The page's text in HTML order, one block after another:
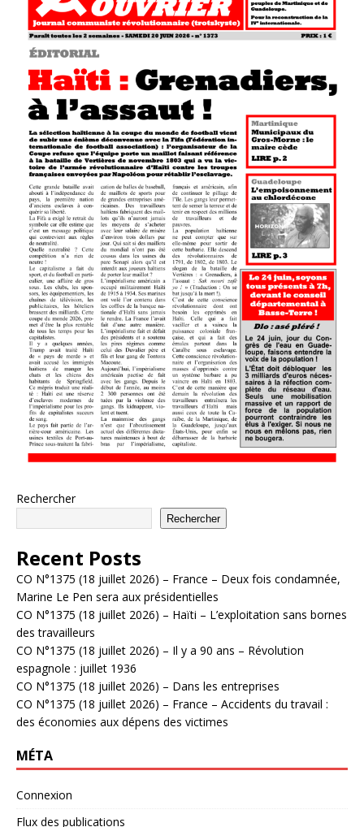
Rechercher
Rechercher
Recent Posts
CO N°1375 (18 juillet 2026) – France – Deux fois condamnée,
Marine Le Pen sera aux présidentielles
CO N°1375 (18 juillet 2026) – Haïti – L’exploitation sans bornes
des travailleurs
CO N°1375 (18 juillet 2026) – Il y a 90 ans – Révolution
espagnole : juillet 1936
CO N°1375 (18 juillet 2026) – Dans les entreprises
CO N°1375 (18 juillet 2026) – France – Accidents du travail :
des économies aux dépens des victimes
MÉTA
Connexion
Flux des publications